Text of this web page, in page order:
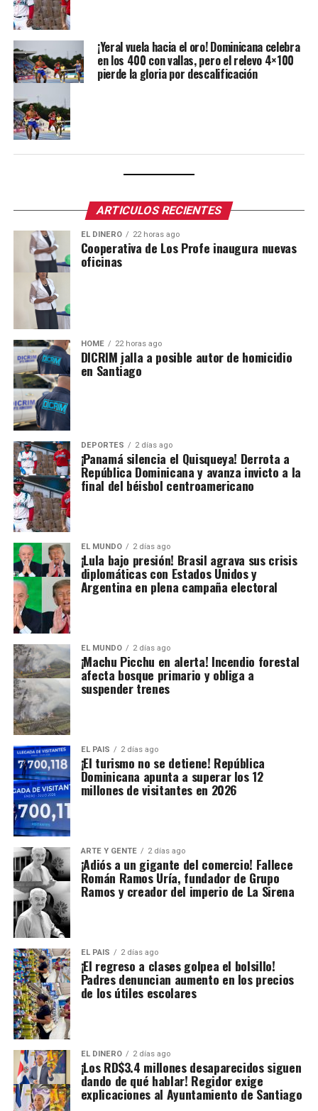
¡Yeral vuela hacia el oro! Dominicana celebra
en los 400 con vallas, pero el relevo 4×100
pierde la gloria por descalificación
ARTICULOS RECIENTES
EL DINERO 22 horas ago
Cooperativa de Los Profe inaugura nuevas
oficinas
HOME 22 horas ago
DICRIM jalla a posible autor de homicidio
en Santiago
DEPORTES 2 días ago
¡Panamá silencia el Quisqueya! Derrota a
República Dominicana y avanza invicto a la
final del béisbol centroamericano
EL MUNDO 2 días ago
¡Lula bajo presión! Brasil agrava sus crisis
diplomáticas con Estados Unidos y
Argentina en plena campaña electoral
EL MUNDO 2 días ago
¡Machu Picchu en alerta! Incendio forestal
afecta bosque primario y obliga a
suspender trenes
EL PAIS 2 días ago
¡El turismo no se detiene! República
Dominicana apunta a superar los 12
millones de visitantes en 2026
ARTE Y GENTE 2 días ago
¡Adiós a un gigante del comercio! Fallece
Román Ramos Uría, fundador de Grupo
Ramos y creador del imperio de La Sirena
EL PAIS 2 días ago
¡El regreso a clases golpea el bolsillo!
Padres denuncian aumento en los precios
de los útiles escolares
EL DINERO 2 días ago
¡Los RD$3.4 millones desaparecidos siguen
dando de qué hablar! Regidor exige
explicaciones al Ayuntamiento de Santiago